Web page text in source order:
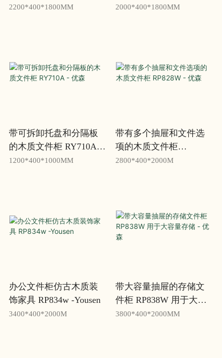
Yosen
2200*400*1800MM 2000*400*1800MM
带可拆卸托盘和分隔板
的木质文件柜 RY710A -
优森
1200*400*1000MM
带有多个抽屉和文件选
项的木质文件柜
RP828W - 优森
2800*400*2000M
办公文件柜仿古木质装
饰家具 RP834w -Yousen
3400*400*2000M
带大容量抽屉的存储文
件柜 RP838W 用于大容
量存储 - 优森
3800*400*2000MM